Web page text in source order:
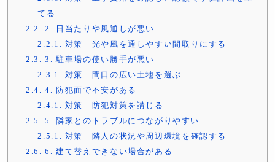
てる
2.2. 2. 日当たりや風通しが悪い
2.2.1. 対策｜光や風を通しやすい間取りにする
2.3. 3. 駐車場の使い勝手が悪い
2.3.1. 対策｜間口の広い土地を選ぶ
2.4. 4. 防犯面で不安がある
2.4.1. 対策｜防犯対策を講じる
2.5. 5. 隣家とのトラブルにつながりやすい
2.5.1. 対策｜隣人の状況や周辺環境を確認する
2.6. 6. 建て替えできない場合がある